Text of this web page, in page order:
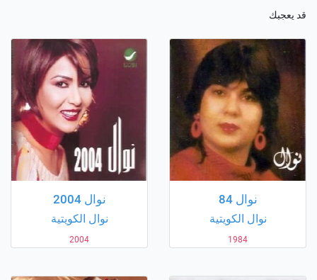
قد يعجبك
نوال 84
نوال الكويتية
1984
نوال 2004
نوال الكويتية
2004